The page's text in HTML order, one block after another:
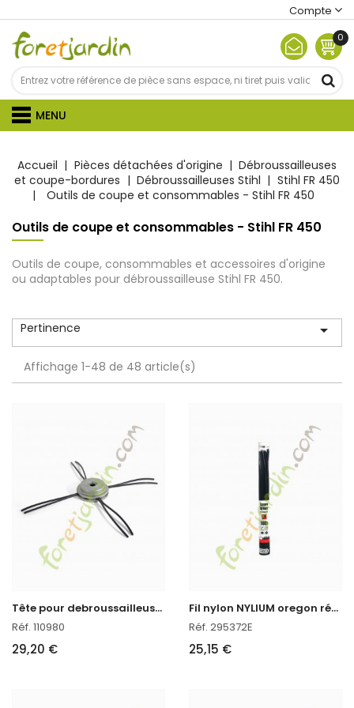
Compte
0
MENU
Accueil Pièces détachées d'origine
Débroussailleuses
et coupe-bordures
Débroussailleuses Stihl
Stihl FR 450
Outils de coupe et consommables - Stihl FR 450
Outils de coupe et consommables - Stihl FR 450
Outils de coupe, consommables et accessoires d'origine
ou adaptables pour débroussailleuse Stihl FR 450.
Pertinence 
Affichage 1-48 de 48 article(s)
T
ête pour debroussailleuse nylon Aluminium oregon réf : 110980
Réf. 110980
29,20 €
F
il nylon NYLIUM oregon réf : 295372E
Réf. 295372E
25,15 €